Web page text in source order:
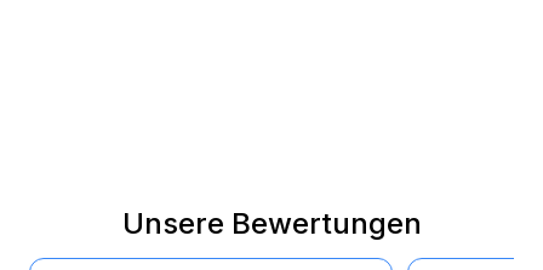
Unsere Bewertungen